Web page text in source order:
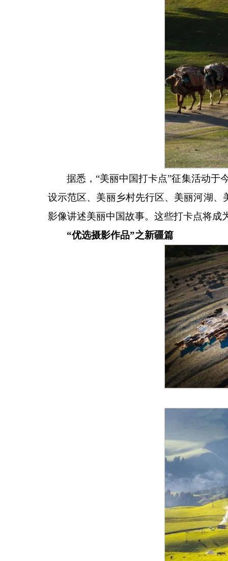
据悉， “美丽中国打卡点”征集活动于
设示范区、美丽乡村先行区、美丽河湖
影像讲述美丽中国故事。这些打卡点将成
“优选摄影作品”之新疆篇